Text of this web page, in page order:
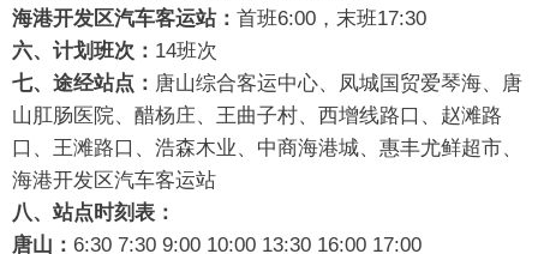
海港开发区汽车客运站： 首班6:00，末班17:30
六、计划班次： 14班次
七、途经站点： 唐山综合客运中心、凤城国贸爱琴海、唐
山肛肠医院、醋杨庄、王曲子村、西增线路口、赵滩路
口、王滩路口、浩森木业、中商海港城、惠丰尤鲜超市、
海港开发区汽车客运站
八、站点时刻表：
唐山： 6:30 7:30 9:00 10:00 13:30 16:00 17:00